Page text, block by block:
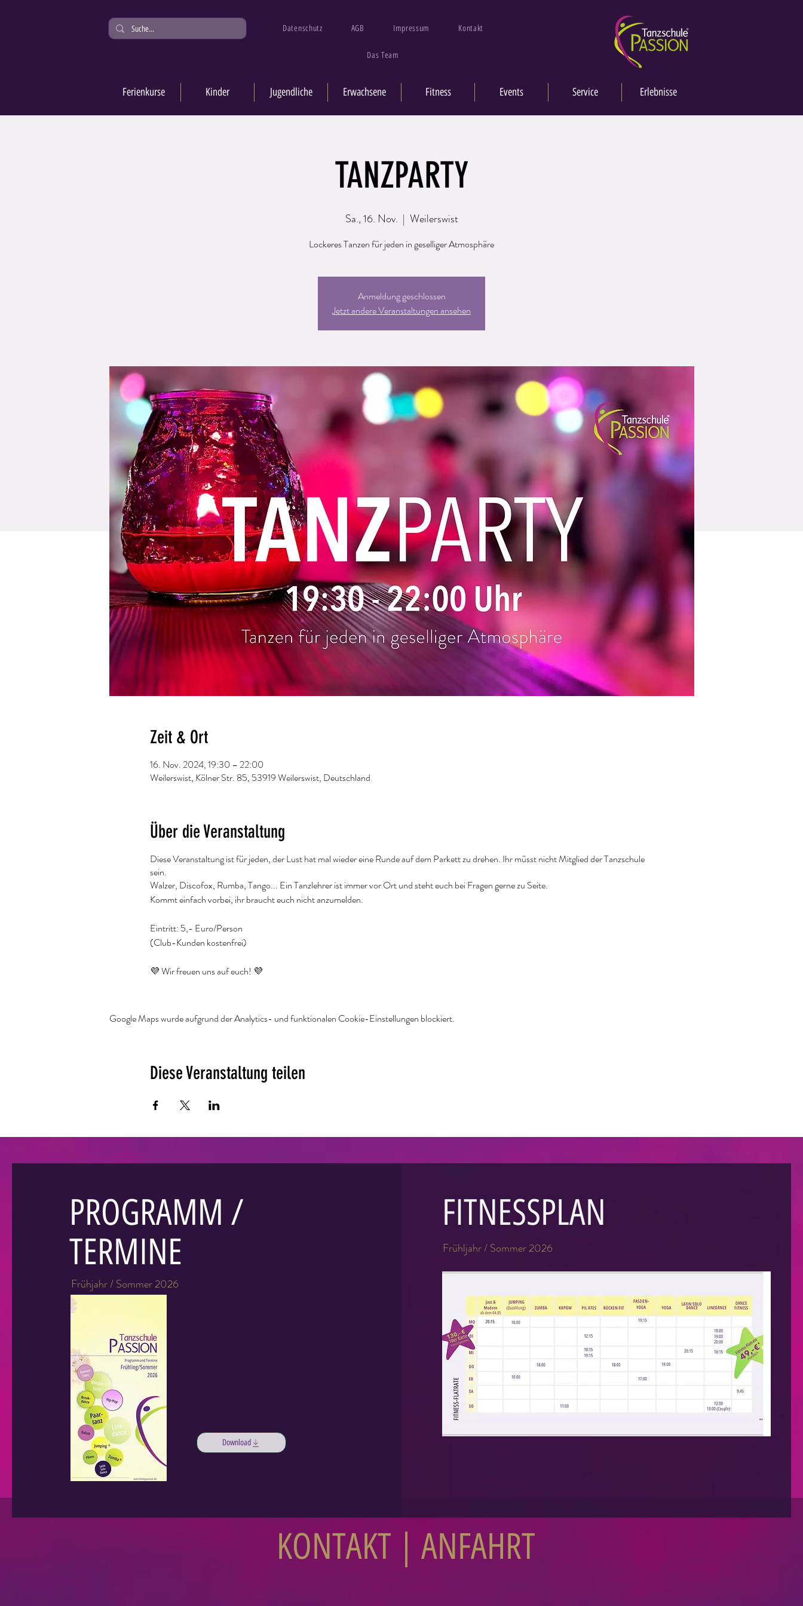
Datenschutz AGB Impressum Kontakt
Das Team
Ferienkurse Kinder Jugendliche Erwachsene Fitness Events Service Erlebnisse
TANZPARTY
Sa., 16. Nov.
  |
Weilerswist
Lockeres Tanzen für jeden in geselliger Atmosphäre
Anmeldung geschlossen
Jetzt andere Veranstaltungen ansehen
Zeit & Ort
16. Nov. 2024, 19:30 – 22:00
Weilerswist, Kölner Str. 85, 53919 Weilerswist, Deutschland
Über die Veranstaltung
Diese Veranstaltung ist für jeden, der Lust hat mal wieder eine Runde auf dem Parkett zu drehen. Ihr müsst nicht Mitglied der Tanzschule
sein.
Walzer, Discofox, Rumba, Tango... Ein Tanzlehrer ist immer vor Ort und steht euch bei Fragen gerne zu Seite.
Kommt einfach vorbei, ihr braucht euch nicht anzumelden.
Eintritt: 5,- Euro/Person
(Club-Kunden kostenfrei)
💜 Wir freuen uns auf euch! 💜
Google Maps wurde aufgrund der Analytics- und funktionalen Cookie-Einstellungen blockiert.
Diese Veranstaltung teilen
PROGRAMM /
TERMINE
Frühjahr / Sommer 2026
Download
FITNESSPLAN
Frühljahr / Sommer 2026
KONTAKT | ANFAHRT